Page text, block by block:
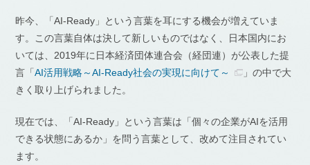
昨今、「AI-Ready」という言葉を耳にする機会が増えていま
す。この言葉自体は決して新しいものではなく、日本国内にお
いては、2019年に日本経済団体連合会（経団連）が公表した提
言「AI活用戦略～AI-Ready社会の実現に向けて～
」の中で大
きく取り上げられました。
現在では、「AI-Ready」という言葉は「個々の企業がAIを活用
できる状態にあるか」を問う言葉として、改めて注目されてい
ます。